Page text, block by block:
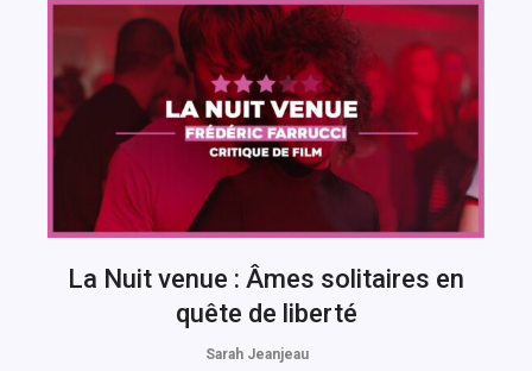
La Nuit venue : Âmes solitaires en
quête de liberté
Sarah Jeanjeau